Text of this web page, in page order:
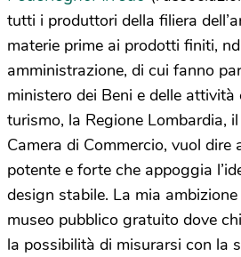
tutti i produttori della filiera
materie prime ai prodotti finiti,
amministrazione, di cui fanno
ministero dei Beni e delle attività
turismo, la Regione Lombardia,
Camera di Commercio, vuol dire
potente e forte che appoggia
design stabile. La mia
museo pubblico gratuito dove
la possibilità di misurarsi con la